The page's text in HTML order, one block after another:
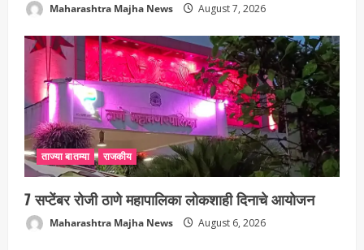
Maharashtra Majha News August 7, 2026
ताज्या बातम्या राजकीय
7 सप्टेंबर रोजी ठाणे महापालिका लोकशाही दिनाचे आयोजन
Maharashtra Majha News August 6, 2026